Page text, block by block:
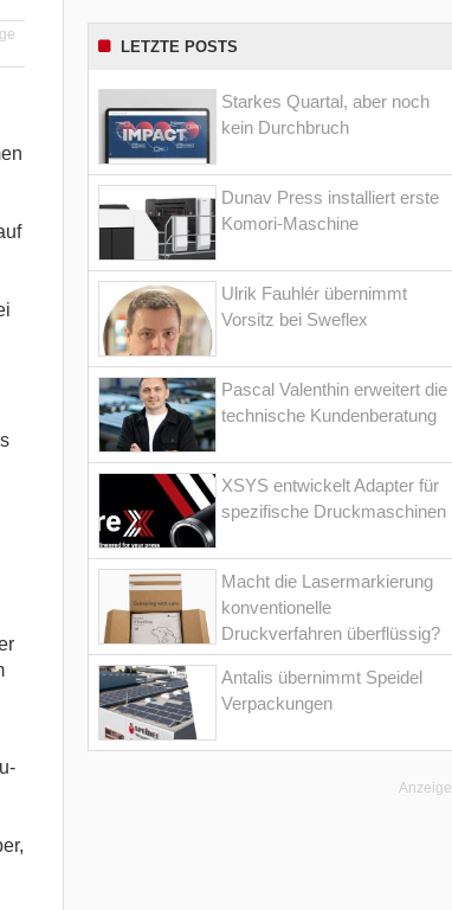
LETZTE POSTS
Starkes Quartal, aber noch
kein Durchbruch
Dunav Press installiert erste
Komori-Maschine
Ulrik Fauhlér übernimmt
Vorsitz bei Sweflex
Pascal Valenthin erweitert die
technische Kundenberatung
XSYS entwickelt Adapter für
spezifische Druckmaschinen
Macht die Lasermarkierung
konventionelle
Druckverfahren überflüssig?
Antalis übernimmt Speidel
Verpackungen
Anzeige